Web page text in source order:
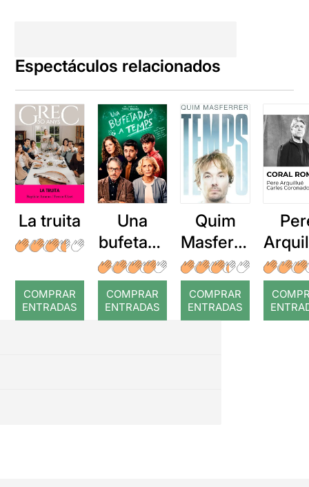
Espectáculos relacionados
La truita
COMPRAR
ENTRADAS
Una
bufetada
a temps
COMPRAR
ENTRADAS
Quim
Masferre
r: Temps
COMPRAR
ENTRADAS
: